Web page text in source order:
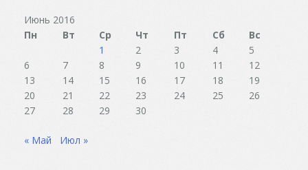
Июнь 2016
Пн
Вт Ср Чт Пт Сб
Вс
1
2 3 4
5
6
7 8 9 10 11
12
13
14 15 16 17 18
19
20
21 22 23 24 25
26
27
28 29 30
« Май Июл »